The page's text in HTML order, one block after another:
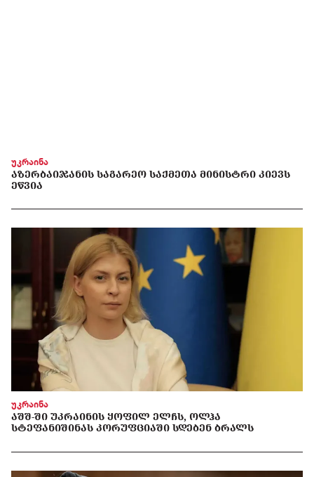
უკრაინა
ᲐᲖᲔᲠᲑᲐᲘᲯᲐᲜᲘᲡ ᲡᲐᲒᲐᲠᲔᲝ ᲡᲐᲥᲛᲔᲗᲐ ᲛᲘᲜᲘᲡᲢᲠᲘ ᲙᲘᲔᲕᲡ
ᲔᲬᲕᲘᲐ
უკრაინა
ᲐᲨᲨ-ᲨᲘ ᲣᲙᲠᲐᲘᲜᲘᲡ ᲧᲝᲤᲘᲚ ᲔᲚᲩᲡ, ᲝᲚᲰᲐ
ᲡᲢᲔᲤᲐᲜᲘᲨᲘᲜᲐᲡ ᲙᲝᲠᲣᲤᲪᲘᲐᲨᲘ ᲡᲓᲔᲑᲔᲜ ᲑᲠᲐᲚᲡ